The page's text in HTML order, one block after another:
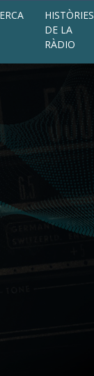
HISTÒRIES
DE LA
RÀDIO